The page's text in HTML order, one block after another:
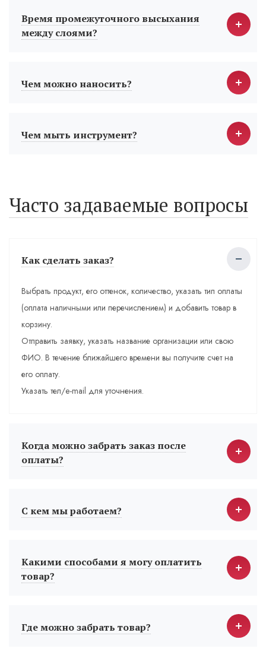
Время промежуточного высыхания
между слоями?
Чем можно наносить?
Чем мыть инструмент?
Часто задаваемые вопросы
Как сделать заказ?
Выбрать продукт, его оттенок, количество, указать тип оплаты
(оплата наличными или перечислением) и добавить товар в
корзину.
Отправить заявку, указать название организации или свою
ФИО. В течение ближайшего времени вы получите счет на
его оплату.
Указать тел/e-mail для уточнения.
Когда можно забрать заказ после
оплаты?
С кем мы работаем?
Какими способами я могу оплатить
товар?
Где можно забрать товар?